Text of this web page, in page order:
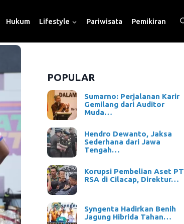
Hukum Lifestyle Pariwisata Pemikiran
POPULAR
Sumarno: Perjalanan Karir
Gemilang dari Auditor
Muda…
Hendro Dewanto, Jaksa
Sederhana dari Jawa
Tengah…
Korupsi Pembelian Aset PT
RSA di Cilacap, Direktur…
Syngenta Hadirkan Benih
Jagung Hibrida Tahan…